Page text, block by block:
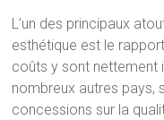
L’un des principaux
esthétique est le
coûts y sont nettement
nombreux autres pays,
concessions sur la